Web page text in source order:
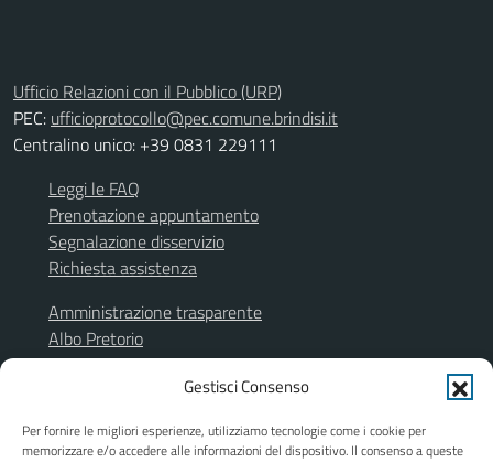
Gestisci Consenso
Per fornire le migliori esperienze, utilizziamo tecnologie come i cookie per
memorizzare e/o accedere alle informazioni del dispositivo. Il consenso a queste
Ufficio Relazioni con il Pubblico (URP)
PEC: ufficioprotocollo@pec.comune.brindisi.it
Centralino unico: +39 0831 229111
Leggi le FAQ
Prenotazione appuntamento
Segnalazione disservizio
Richiesta assistenza
Amministrazione trasparente
Albo Pretorio
Segnalazione illeciti
Informativa privacy
Dichiarazione di accessibilità